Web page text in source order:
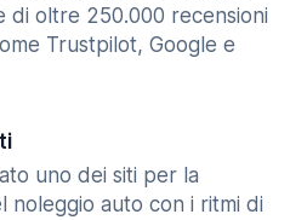
di oltre 250.000 recensioni
Trustpilot, Google e
uno dei siti per la
noleggio auto con i ritmi di